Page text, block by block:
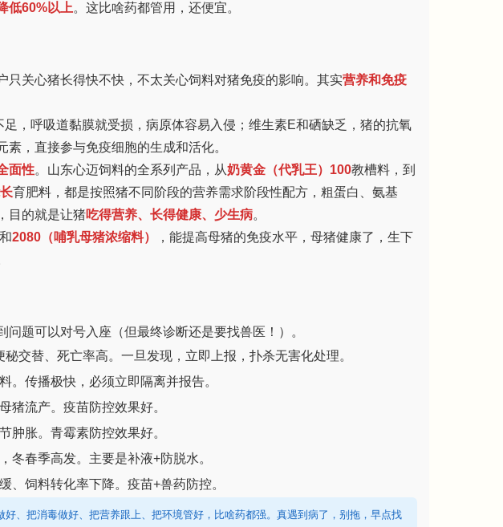
低60%以上。这比啥药都管用，还便宜。
只关心猪长得快不快，不太关心饲料对猪免疫的影响。其实营养和免疫
，呼吸道黏膜就受损，病原体容易入侵；维生素E和硒缺乏，猪的抗氧
，直接参与免疫细胞的生成和活化。
面性。山东心迈饲料的全系列产品，从奶黄金（代乳王）100教槽料，到
育肥料，都是按照猪不同阶段的营养需求阶段性配方，粗蛋白、氨基
目的就是让猪吃得营养、长得健康、少生病。
和2080（哺乳母猪浓缩料）
，能提高母猪的免疫水平，母猪健康了，生下
问题可以对号入座（但最终诊断还是要找兽医！）。
交替、死亡率高。一旦发现，立即上报，扑杀无害化处理。
。传播极快，必须立即隔离并报告。
猪流产。疫苗防控效果好。
肿胀。青霉素防控效果好。
冬春季高发。主要是补液+防脱水。
、饲料转化率下降。疫苗+兽药防控。
、把消毒做好、把营养跟上、把环境管好，比啥药都强。真遇到病了，别拖，早点找